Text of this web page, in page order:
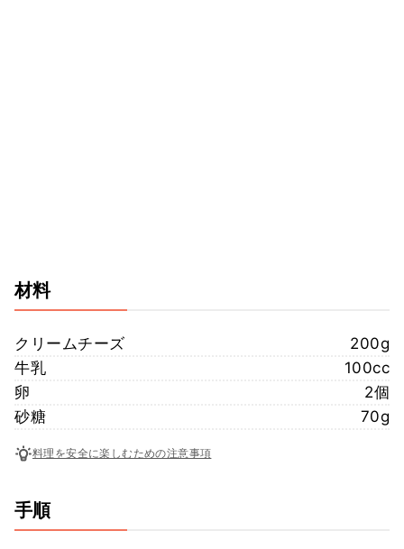
材料
クリームチーズ
200g
牛乳
100cc
卵
2個
砂糖
70g
料理を安全に楽しむための注意事項
手順